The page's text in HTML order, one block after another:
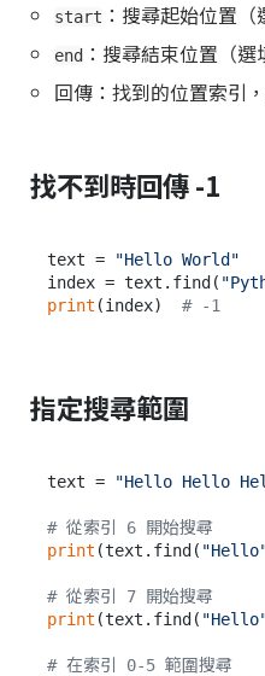
start ：搜尋起始位置（
end ：搜尋結束位置（選
回傳：找到的位置索引
找不到時回傳 -1
text =
"Hello World"
index = text.find(
print (index) # -1
指定搜尋範圍
text = "Hello Hello
# 從索引 6 開始搜尋
print (text.find(
# 從索引 7 開始搜尋
print (text.find(
# 在索引 0-5 範圍搜尋